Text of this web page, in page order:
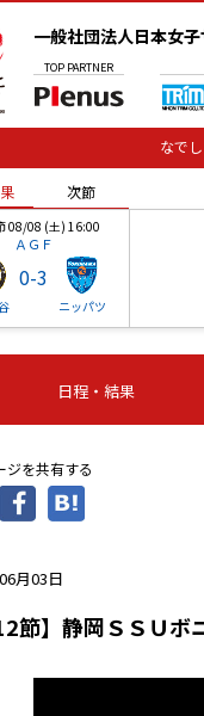
一般社団法人日本女
TOP PARTNER
なで
次節
08/08 (土) 16:00
ＡＧＦ
0-3
ニッパツ
09/05 (土) 15:00
ニッパツ
-
名古屋
第16
次節
日程・結果
ジを共有する
月03日
12節】静岡ＳＳＵ